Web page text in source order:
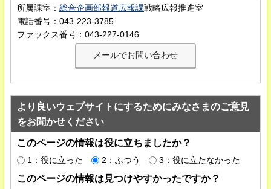
所属課室： 総合企画部報道広報課戦略広報推進室
電話番号：043-223-3785
ファックス番号：043-227-0146
より良いウェブサイトにするためにみなさまのご意見
をお聞かせください
このページの情報は役に立ちましたか？
1：役に立った 2：ふつう 3：役に立たなかった
このページの情報は見つけやすかったですか？